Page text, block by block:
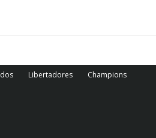
Libertadores
Champions